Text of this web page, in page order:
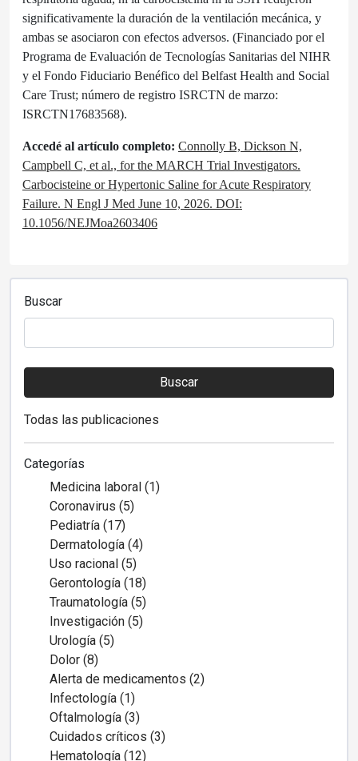
significativamente la duración de la ventilación mecánica, y
ambas se asociaron con efectos adversos. (Financiado por el
Programa de Evaluación de Tecnologías Sanitarias del NIHR
y el Fondo Fiduciario Benéfico del Belfast Health and Social
Care Trust; número de registro ISRCTN de marzo:
ISRCTN17683568).
Accedé al artículo completo: Connolly B, Dickson N,
Campbell C, et al., for the MARCH Trial Investigators.
Carbocisteine or Hypertonic Saline for Acute Respiratory
Failure. N Engl J Med June 10, 2026. DOI:
10.1056/NEJMoa2603406
Buscar
Buscar
Todas las publicaciones
Categorías
Medicina laboral (1)
Coronavirus (5)
Pediatría (17)
Dermatología (4)
Uso racional (5)
Gerontología (18)
Traumatología (5)
Investigación (5)
Urología (5)
Dolor (8)
Alerta de medicamentos (2)
Infectología (1)
Oftalmología (3)
Cuidados críticos (3)
Hematología (12)